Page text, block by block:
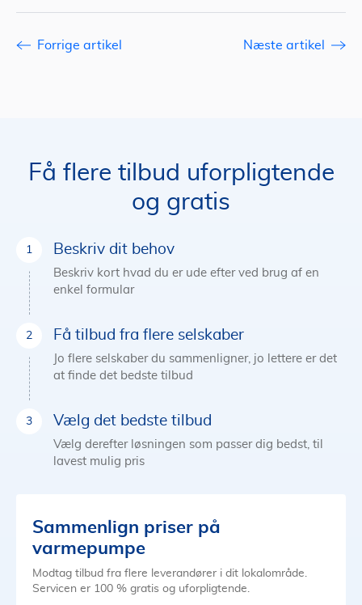
Forrige artikel Næste artikel
Få flere tilbud uforpligtende
og gratis
Beskriv dit behov
Beskriv kort hvad du er ude efter ved brug af en
enkel formular
Få tilbud fra flere selskaber
Jo flere selskaber du sammenligner, jo lettere er det
at finde det bedste tilbud
Vælg det bedste tilbud
Vælg derefter løsningen som passer dig bedst, til
lavest mulig pris
Sammenlign priser på
varmepumpe
Modtag tilbud fra flere leverandører i dit lokalområde.
Servicen er 100 % gratis og uforpligtende.